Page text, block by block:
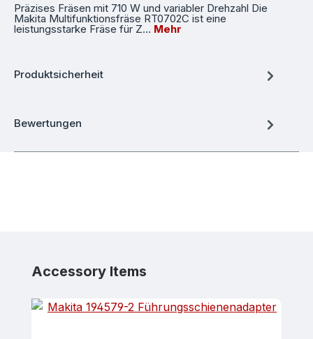
Präzises Fräsen mit 710 W und variabler Drehzahl Die
Makita Multifunktionsfräse RT0702C ist eine
leistungsstarke Fräse für Z… Mehr
Produktsicherheit
Bewertungen
Produktgalerie überspringen
Accessory Items